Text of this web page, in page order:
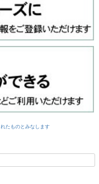
たものとみなします